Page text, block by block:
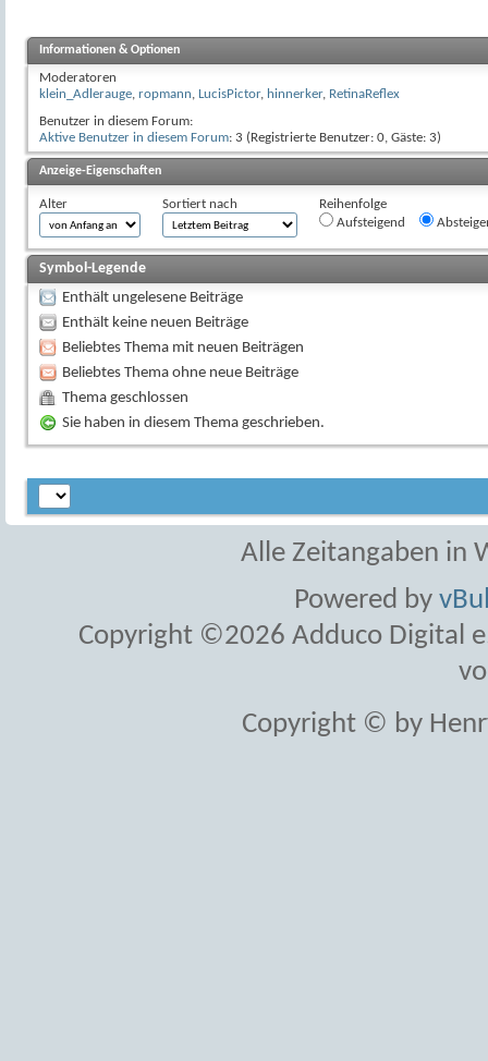
Informationen & Optionen
Moderatoren
klein_Adlerauge, ropmann, LucisPictor, hinnerker, RetinaReflex
Benutzer in diesem Forum:
Aktive Benutzer in diesem Forum: 3 (Registrierte Benutzer: 0, Gäste: 3)
Anzeige-Eigenschaften
Alter Sortiert nach
Reihenfolge
Aufsteigend
Symbol-Legende
Enthält ungelesene Beiträge
Enthält keine neuen Beiträge
Beliebtes Thema mit neuen Beiträgen
Beliebtes Thema ohne neue Beiträge
Thema geschlossen
Sie haben in diesem Thema geschrieben.
Alle Zeitangaben in
Powered by
Copyright ©2026 Adduco Digital
Copyright © by